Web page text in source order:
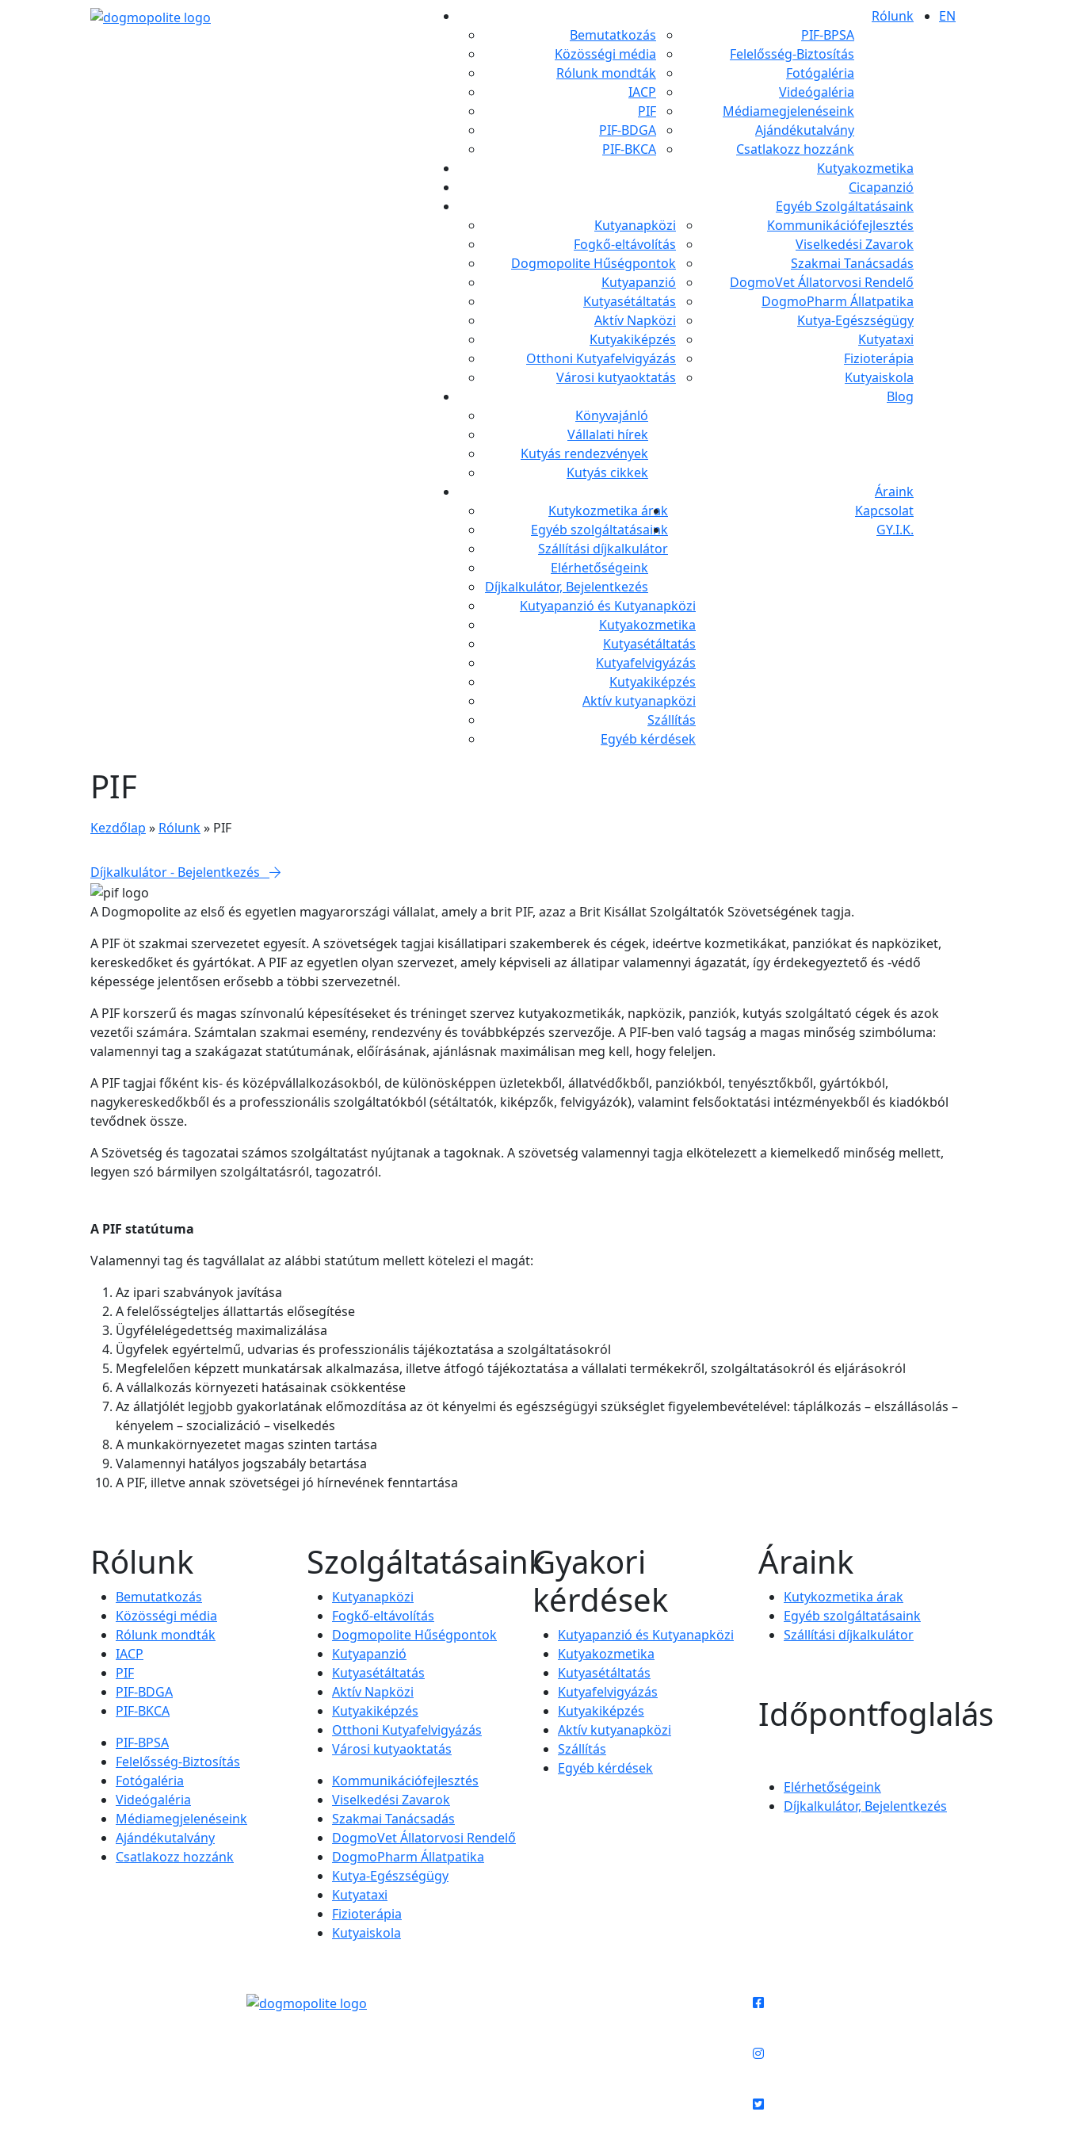
EN
Rólunk
Bemutatkozás
Közösségi média
Rólunk mondták
IACP
PIF
PIF-BDGA
PIF-BKCA
PIF-BPSA
Felelősség-Biztosítás
Fotógaléria
Videógaléria
Médiamegjelenéseink
Ajándékutalvány
Csatlakozz hozzánk
Kutyakozmetika
Cicapanzió
Egyéb Szolgáltatásaink
Kutyanapközi
Fogkő-eltávolítás
Dogmopolite Hűségpontok
Kutyapanzió
Kutyasétáltatás
Aktív Napközi
Kutyakiképzés
Otthoni Kutyafelvigyázás
Városi kutyaoktatás
Kommunikációfejlesztés
Viselkedési Zavarok
Szakmai Tanácsadás
DogmoVet Állatorvosi Rendelő
DogmoPharm Állatpatika
Kutya-Egészségügy
Kutyataxi
Fizioterápia
Kutyaiskola
Blog
Könyvajánló
Vállalati hírek
Kutyás rendezvények
Kutyás cikkek
Áraink
Kutykozmetika árak
Egyéb szolgáltatásaink
Szállítási díjkalkulátor
Kapcsolat
Elérhetőségeink
Díjkalkulátor, Bejelentkezés
GY.I.K.
Kutyapanzió és Kutyanapközi
Kutyakozmetika
Kutyasétáltatás
Kutyafelvigyázás
Kutyakiképzés
Aktív kutyanapközi
Szállítás
Egyéb kérdések
PIF
Kezdőlap » Rólunk» PIF
Díjkalkulátor - Bejelentkezés
A Dogmopolite az első és egyetlen magyarországi vállalat, amely a brit PIF, azaz a Brit Kisállat Szolgáltatók Szövetségének tagja.
A PIF öt szakmai szervezetet egyesít. A szövetségek tagjai kisállatipari szakemberek és cégek, ideértve kozmetikákat, panziókat és napköziket,
kereskedőket és gyártókat. A PIF az egyetlen olyan szervezet, amely képviseli az állatipar valamennyi ágazatát, így érdekegyeztető és -védő
képessége jelentősen erősebb a többi szervezetnél.
A PIF korszerű és magas színvonalú képesítéseket és tréninget szervez kutyakozmetikák, napközik, panziók, kutyás szolgáltató cégek és azok
vezetői számára. Számtalan szakmai esemény, rendezvény és továbbképzés szervezője. A PIF-ben való tagság a magas minőség szimbóluma:
valamennyi tag a szakágazat statútumának, előírásának, ajánlásnak maximálisan meg kell, hogy feleljen.
A PIF tagjai főként kis- és középvállalkozásokból, de különösképpen üzletekből, állatvédőkből, panziókból, tenyésztőkből, gyártókból,
nagykereskedőkből és a professzionális szolgáltatókból (sétáltatók, kiképzők, felvigyázók), valamint felsőoktatási intézményekből és kiadókból
tevődnek össze.
A Szövetség és tagozatai számos szolgáltatást nyújtanak a tagoknak. A szövetség valamennyi tagja elkötelezett a kiemelkedő minőség mellett,
legyen szó bármilyen szolgáltatásról, tagozatról.
A PIF statútuma
Valamennyi tag és tagvállalat az alábbi statútum mellett kötelezi el magát:
Az ipari szabványok javítása
A felelősségteljes állattartás elősegítése
Ügyfélelégedettség maximalizálása
Ügyfelek egyértelmű, udvarias és professzionális tájékoztatása a szolgáltatásokról
Megfelelően képzett munkatársak alkalmazása, illetve átfogó tájékoztatása a vállalati termékekről, szolgáltatásokról és eljárásokról
A vállalkozás környezeti hatásainak csökkentése
Az állatjólét legjobb gyakorlatának előmozdítása az öt kényelmi és egészségügyi szükséglet figyelembevételével: táplálkozás – elszállásolás –
kényelem – szocializáció – viselkedés
A munkakörnyezetet magas szinten tartása
Valamennyi hatályos jogszabály betartása
A PIF, illetve annak szövetségei jó hírnevének fenntartása
Rólunk
Bemutatkozás
Közösségi média
Rólunk mondták
IACP
PIF
PIF-BDGA
PIF-BKCA
PIF-BPSA
Felelősség-Biztosítás
Fotógaléria
Videógaléria
Médiamegjelenéseink
Ajándékutalvány
Csatlakozz hozzánk
Szolgáltatásaink
Kutyanapközi
Fogkő-eltávolítás
Dogmopolite Hűségpontok
Kutyapanzió
Kutyasétáltatás
Aktív Napközi
Kutyakiképzés
Otthoni Kutyafelvigyázás
Városi kutyaoktatás
Kommunikációfejlesztés
Viselkedési Zavarok
Szakmai Tanácsadás
DogmoVet Állatorvosi Rendelő
DogmoPharm Állatpatika
Kutya-Egészségügy
Kutyataxi
Fizioterápia
Kutyaiskola
Gyakori
kérdések
Kutyapanzió és Kutyanapközi
Kutyakozmetika
Kutyasétáltatás
Kutyafelvigyázás
Kutyakiképzés
Aktív kutyanapközi
Szállítás
Egyéb kérdések
Áraink
Kutykozmetika árak
Egyéb szolgáltatásaink
Szállítási díjkalkulátor
Időpontfoglalás
Elérhetőségeink
Díjkalkulátor, Bejelentkezés